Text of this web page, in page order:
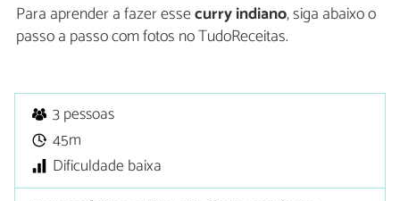
Para aprender a fazer essecurry indiano, siga abaixo o
passo a passo com fotos no TudoReceitas.
3 pessoas
45m
Dificuldade baixa